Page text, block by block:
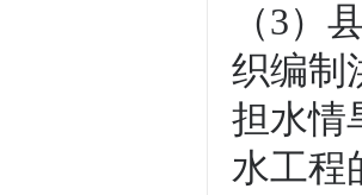
（3）
织编制
担水情
水工程